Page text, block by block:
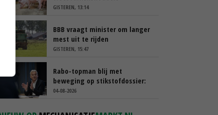
GISTEREN, 13:14
BBB vraagt minister om langer
mest uit te rijden
GISTEREN, 15:47
Rabo-topman blij met
beweging op stikstofdossier:
‘Verdienmodel van boeren blijft
04-08-2026